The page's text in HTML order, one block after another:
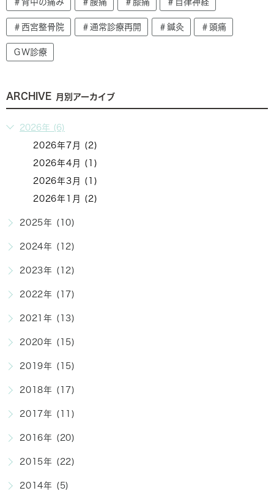
＃背中の痛み ＃腰痛 ＃膝痛 ＃自律神経
＃西宮整骨院 ＃通常診療再開 ＃鍼灸 ＃頭痛
ＧＷ診療
ARCHIVE 月別アーカイブ
2026年 (6)
2026年7月 (2)
2026年4月 (1)
2026年3月 (1)
2026年1月 (2)
2025年 (10)
2024年 (12)
2023年 (12)
2022年 (17)
2021年 (13)
2020年 (15)
2019年 (15)
2018年 (17)
2017年 (11)
2016年 (20)
2015年 (22)
2014年 (5)